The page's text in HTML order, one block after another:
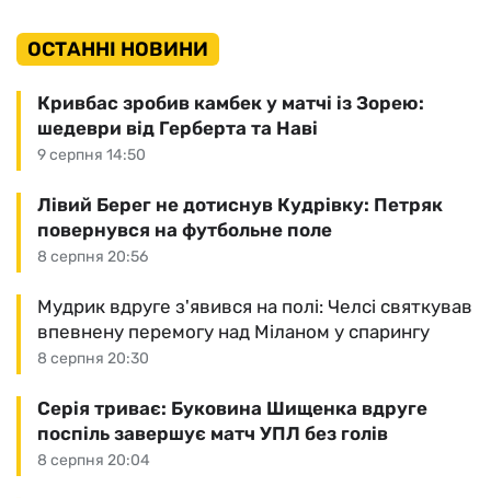
ОСТАННІ НОВИНИ
9 серпня 14:50
Кривбас зробив камбек у матчі із Зорею:
шедеври від Герберта та Наві
8 серпня 20:56
Лівий Берег не дотиснув Кудрівку: Петряк
повернувся на футбольне поле
8 серпня 20:30
Мудрик вдруге з'явився на полі: Челсі святкував
впевнену перемогу над Міланом у спарингу
8 серпня 20:04
Серія триває: Буковина Шищенка вдруге
поспіль завершує матч УПЛ без голів